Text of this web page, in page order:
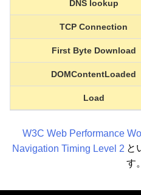
DNS lookup
TCP Connection
First Byte Download
DOMContentLoaded
Load
W3C Web Performance
Navigation Timing Level 2 と
す。